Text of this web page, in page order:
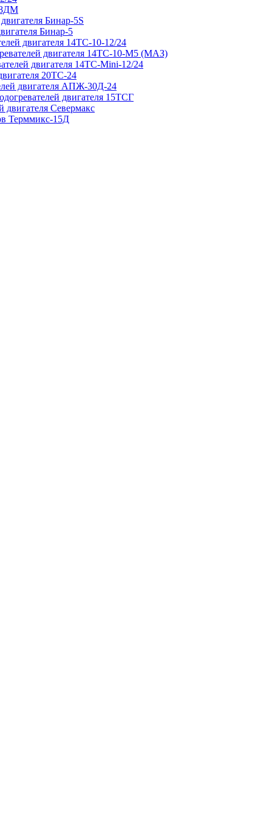
8ДМ
Бинар-5S
Бинар-5
двигателя 14ТС-10-12/24
двигателя 14ТС-10-М5 (МАЗ)
двигателя 14ТС-Mini-12/24
20ТС-24
двигателя АПЖ-30Д-24
двигателя 15ТСГ
двигателя Севермакс
Терммикс-15Д